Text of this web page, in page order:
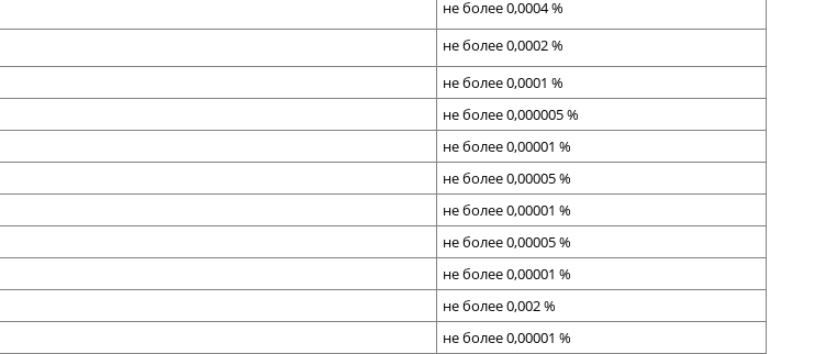
не более 0,0004 %
не более0,0002%
не более0,0001 %
не более0,000005 %
не более 0,00001 %
не более 0,00005 %
не более0,00001 %
не более0,00005%
не более 0,00001 %
не более0,002%
не более0,00001 %